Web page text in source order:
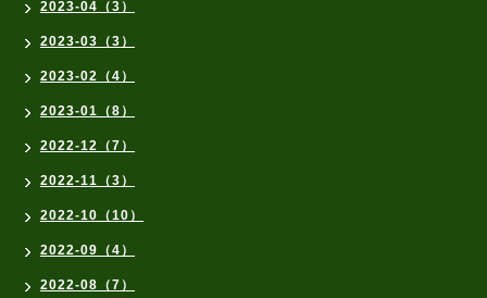
2023-04（3）
2023-03（3）
2023-02（4）
2023-01（8）
2022-12（7）
2022-11（3）
2022-10（10）
2022-09（4）
2022-08（7）